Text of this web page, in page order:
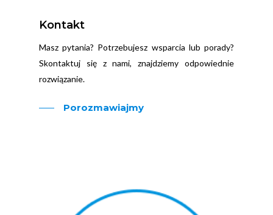
Kontakt
Masz pytania? Potrzebujesz wsparcia lub porady?
Skontaktuj się z nami, znajdziemy odpowiednie
rozwiązanie.
Porozmawiajmy